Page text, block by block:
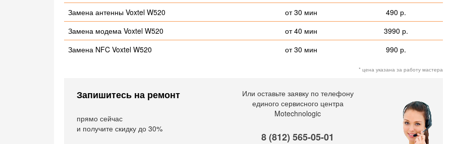
Замена антенны Voxtel W520
от 30 мин
490 р.
Замена модема Voxtel W520
от 40 мин
3990 р.
Замена NFC Voxtel W520
от 30 мин 990 р.
* цена указана за работу мастера
Запишитесь на ремонт
прямо сейчас
и получите скидку до 30%
Или оставьте заявку по телефону
единого сервисного центра
Motechnologic
8 (812) 565-05-01